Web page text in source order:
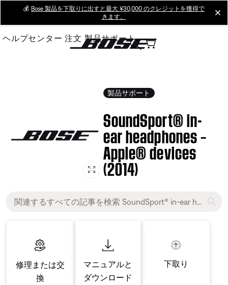
Main
💰 Bose 製品を下取りに出すと最大 ¥30,000 のクレジットを獲得で
きます。
ヘルプセンター 注文 製品サポート
製品サポート
SoundSport® in-
ear headphones –
Apple® devices
(2014)
修理または交
換
マニュアルと
ダウンロード
下取り